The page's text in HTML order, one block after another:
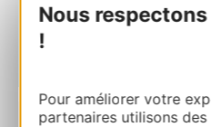
Nous
!
Pour améliorer votre
partenaires utilisons